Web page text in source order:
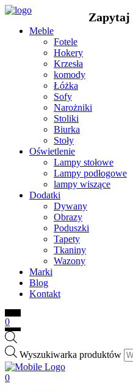
Meble
Fotele
Hokery
Krzesła
komody
Łóżka
Sofy
Narożniki
Stoliki
Biurka
Stoły
Oświetlenie
Lampy stołowe
Lampy podłogowe
lampy wiszące
Dodatki
Dywany
Obrazy
Poduszki
Tapety
Tkaniny
Wazony
Marki
Blog
Kontakt
0
Wyszukiwarka produktów
0